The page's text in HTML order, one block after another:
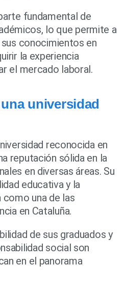
fundamental de
lo que permite a
conocimientos en
la experiencia
el mercado laboral.
universidad
reconocida en
reputación sólida en la
en diversas áreas. Su
educativa y la
como una de las
en Cataluña.
de sus graduados y
social son
en el panorama